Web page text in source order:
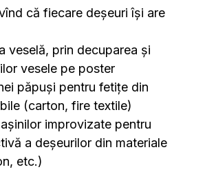
că fiecare deșeuri își are
veselă, prin decuparea și
vesele pe poster
păpuși pentru fetițe din
(carton, fire textile)
improvizate pentru
a deșeurilor din materiale
etc.)